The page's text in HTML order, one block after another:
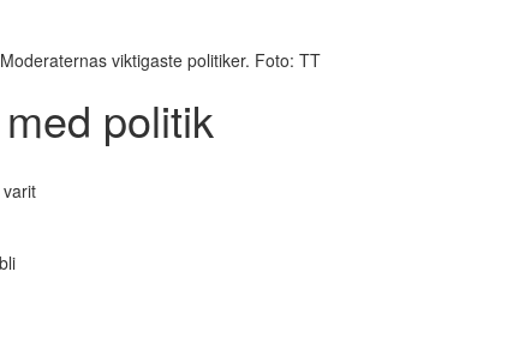
viktigaste politiker. Foto: TT
politik